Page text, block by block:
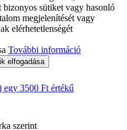
bizonyos sütiket vagy hasonló
megjelenítését vagy
elérhetetlenségét
További információ
elfogadása
egy 3500 Ft értékű
szerint